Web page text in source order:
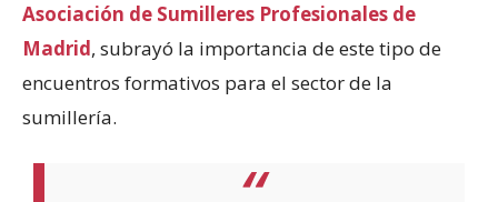
Asociación de Sumilleres Profesionales de
Madrid, subrayó la importancia de este tipo de
encuentros formativos para el sector de la
sumillería.